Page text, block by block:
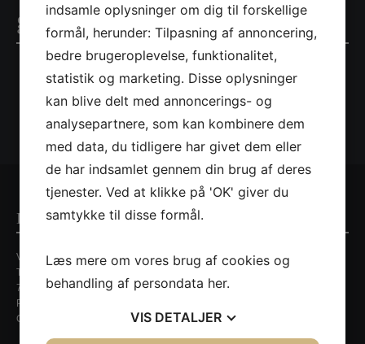
green-bg-drawings-overlay
Kontaktinformationer
Villa Nordic
Tirsbækvej 13A
7120 Vejle Ø
Persondatapolitik
CVR. nr. 35648429
indsamle oplysninger om dig til forskellige
formål, herunder: Tilpasning af annoncering,
bedre brugeroplevelse, funktionalitet,
statistik og marketing. Disse oplysninger
kan blive delt med annoncerings- og
analysepartnere, som kan kombinere dem
med data, du tidligere har givet dem eller
de har indsamlet gennem din brug af deres
tjenester. Ved at klikke på 'OK' giver du
samtykke til disse formål.
Læs mere om vores brug af cookies og
behandling af persondata her.
VIS DETALJER